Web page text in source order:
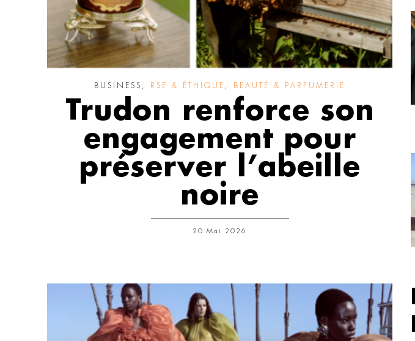
BUSINESS RSE & ÉTHIQUE BEAUTÉ & PARFUMERIE
Trudon renforce son
engagement pour
préserver l’abeille
noire
20 Mai 2026